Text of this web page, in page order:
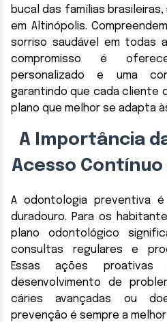
bucal das famílias
em Altinópolis.
sorriso saudável em todas
compromisso é
personalizado e uma
garantindo que cada cliente
plano que melhor se adapta
A Importância
Acesso
A odontologia preventiva
duradouro. Para os
plano odontológico
consultas regulares e
Essas ações
desenvolvimento de
cáries avançadas ou
prevenção é sempre a